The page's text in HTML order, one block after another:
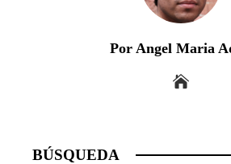
Por Angel Maria
BÚSQUEDA